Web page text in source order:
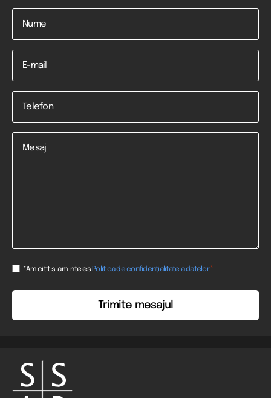
Nume
Email
Telefon
Mesaj
Consent
*Am citit si am inteles Politica de confidențialitate a datelor*